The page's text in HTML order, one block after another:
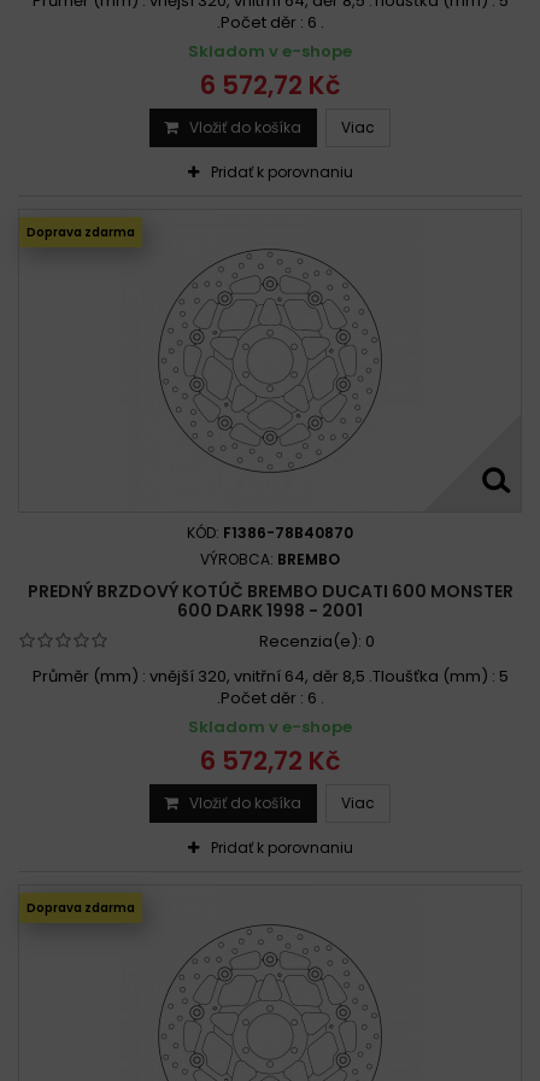
.Počet děr : 6 .
Skladom v e-shope
6 572,72 Kč
Vložiť do košíka Viac
Pridať k porovnaniu
Doprava zdarma
KÓD: F1386-78B40870
VÝROBCA: BREMBO
PREDNÝ BRZDOVÝ KOTÚČ BREMBO DUCATI 600 MONSTER
600 DARK 1998 - 2001
Recenzia(e): 0
Průměr (mm) : vnější 320, vnitřní 64, děr 8,5 .Tloušťka (mm) : 5
.Počet děr : 6 .
Skladom v e-shope
6 572,72 Kč
Vložiť do košíka Viac
Pridať k porovnaniu
Doprava zdarma